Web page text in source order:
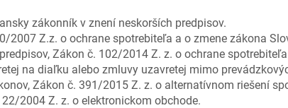
zákonník v znení neskorších predpisov.
2007 Z.z. o ochrane spotrebiteľa a o zmene zákona
Zákon č. 102/2014 Z. z. o ochrane
na diaľku alebo zmluvy uzavretej mimo
Zákon č. 391/2015 Z. z. o alternatívnom riešení
2004 Z. z. o elektronickom obchode.